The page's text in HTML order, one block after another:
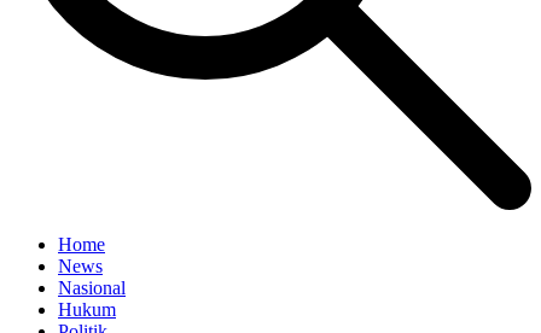
Home
News
Nasional
Hukum